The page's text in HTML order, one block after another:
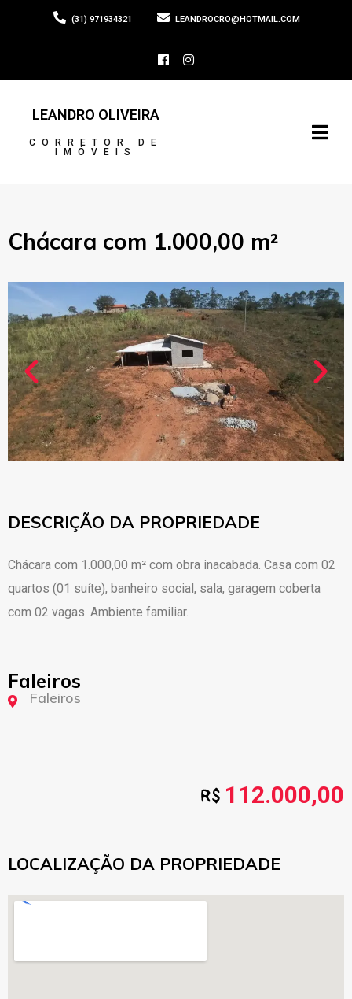
(31) 971934321 LEANDROCRO@HOTMAIL.COM
LEANDRO OLIVEIRA
CORRETOR DE
IMÓVEIS
Chácara com 1.000,00 m²
DESCRIÇÃO DA PROPRIEDADE
Chácara com 1.000,00 m² com obra inacabada. Casa com 02
quartos (01 suíte), banheiro social, sala, garagem coberta
com 02 vagas. Ambiente familiar.
Faleiros
Faleiros
112.000,00
LOCALIZAÇÃO DA PROPRIEDADE